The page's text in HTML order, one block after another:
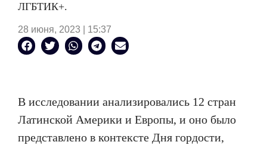
ЛГБТИК+.
28 июня, 2023 | 15:37
В исследовании анализировались 12 стран
Латинской Америки и Европы, и оно было
представлено в контексте Дня гордости,